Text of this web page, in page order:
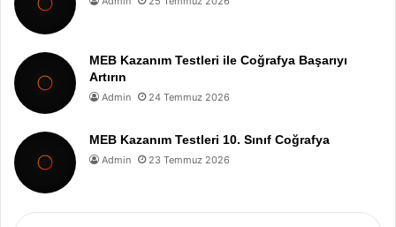
MEB Kazanım Testleri ile Coğrafya Başarıyı
Artırın
Admin 24 Temmuz 2026
MEB Kazanım Testleri 10. Sınıf Coğrafya
Admin 23 Temmuz 2026